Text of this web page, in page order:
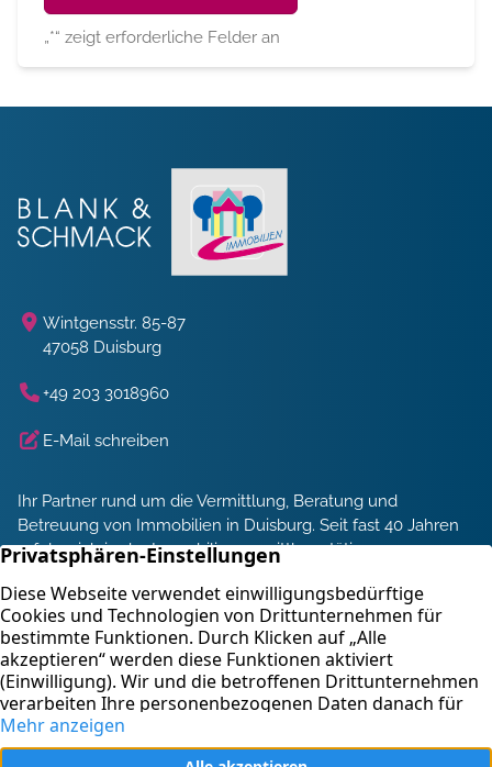
„*“ zeigt erforderliche Felder an
Alternative:
Wintgensstr. 85-87
47058 Duisburg
+49 203 3018960
E-Mail schreiben
Ihr Partner rund um die Vermittlung, Beratung und
Betreuung von Immobilien in Duisburg. Seit fast 40 Jahren
erfolgreich in der Immobilienvermittlung tätig.
Energieberatung und Service
Immobilienbewertung
Kontakt